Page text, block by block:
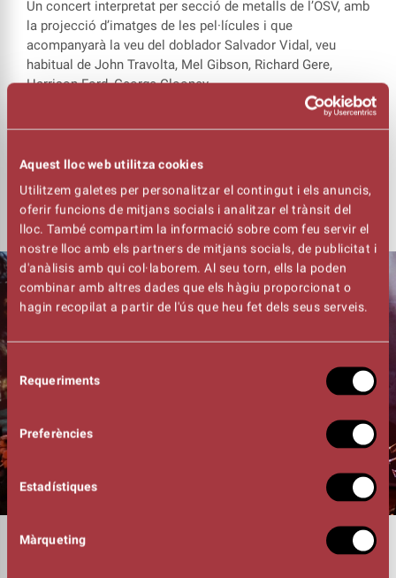
Aquest lloc web utilitza cookies
Utilitzem galetes per personalitzar el contingut i els anuncis,
oferir funcions de mitjans socials i analitzar el trànsit del
lloc. També compartim la informació sobre com feu servir el
nostre lloc amb els partners de mitjans socials, de publicitat i
d'anàlisis amb qui col·laborem. Al seu torn, ells la poden
combinar amb altres dades que els hàgiu proporcionat o
hagin recopilat a partir de l'ús que heu fet dels seus serveis.
de
consentiment
Requeriments
Preferències
Estadístiques
Màrqueting
Un concert interpretat per secció de metalls de l’OSV, amb
la projecció d’imatges de les pel·lícules i que
acompanyarà la veu del doblador Salvador Vidal, veu
habitual de John Travolta, Mel Gibson, Richard Gere,
Harrison Ford, George Clooney...
Consulta les mesures de seguretat i prevenció de la
COVID-19 AQUÍ
DURADA